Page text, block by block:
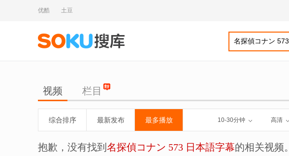
优酷 土豆
视频 栏目
综合排序 最新发布 最多播放 10-30分钟 高清
抱歉，没有找到 名探偵コナン 573 日本語字幕的相关视频。